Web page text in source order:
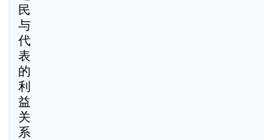
民
与
代
表
的
利
益
关
系